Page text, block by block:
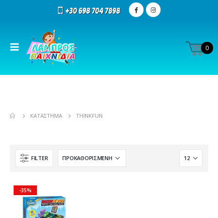
0
ΚΑΤΆΣΤΗΜΑ THINKFUN
FILTER
-35%